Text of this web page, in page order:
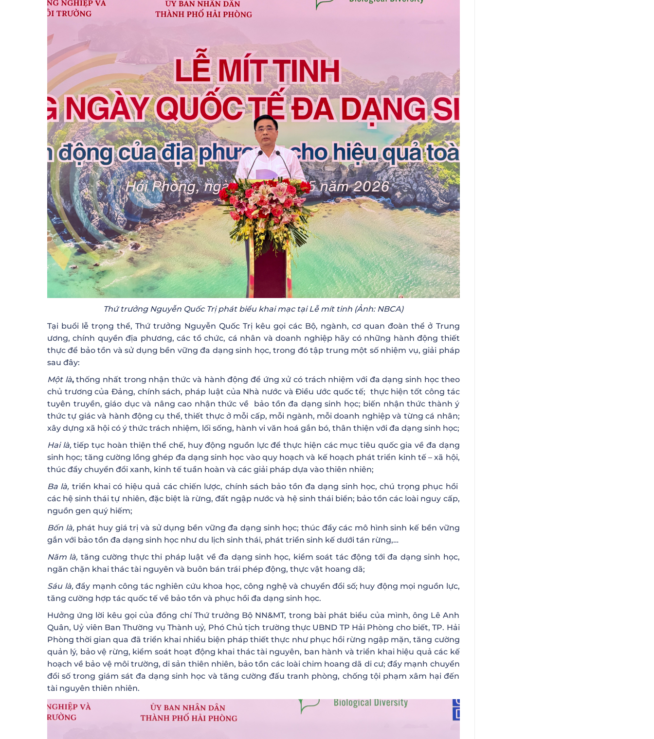
Thứ trưởng Nguyễn Quốc Trịphát biểu khai mạc tại Lễ mít tinh (Ảnh: NBCA)
Tại buổi lễ trọng thể, Thứ trưởng Nguyễn Quốc Trị kêu gọi các Bộ, ngành, cơ quan đoàn thể ở Trung
ương, chính quyền địa phương, các tổ chức, cá nhân và doanh nghiệp hãy có những hành động thiết
thực để bảo tồn và sử dụng bền vững đa dạng sinh học, trong đó tập trung một số nhiệm vụ, giải pháp
sau đây:
Một là,thống nhất trong nhận thức và hành động để ứng xử có trách nhiệm với đa dạng sinh học theo
chủ trương của Đảng, chính sách, pháp luật của Nhà nước và Điều ước quốc tế; thực hiện tốt công tác
tuyên truyền, giáo dục và nâng cao nhận thức về bảo tồn đa dạng sinh học; biến nhận thức thành ý
thức tự giác và hành động cụ thể, thiết thực ở mỗi cấp, mỗi ngành, mỗi doanh nghiệp và từng cá nhân;
xây dựng xã hội có ý thức trách nhiệm, lối sống, hành vi văn hoá gắn bó, thân thiện với đa dạng sinh học;
Hai là,tiếp tục hoàn thiện thể chế, huy động nguồn lực để thực hiện các mục tiêu quốc gia về đa dạng
sinh học; tăng cường lồng ghép đa dạng sinh học vào quy hoạch và kế hoạch phát triển kinh tế – xã hội,
thúc đẩy chuyển đổi xanh, kinh tế tuần hoàn và các giải pháp dựa vào thiên nhiên;
Ba là, triển khai có hiệu quả các chiến lược, chính sách bảo tồn đa dạng sinh học, chú trọng phục hồi
các hệ sinh thái tự nhiên, đặc biệt là rừng, đất ngập nước và hệ sinh thái biển; bảo tồn các loài nguy cấp,
nguồn gen quý hiếm;
Bốn là, phát huy giá trị và sử dụng bền vững đa dạng sinh học; thúc đẩy các mô hình sinh kế bền vững
gắn với bảo tồn đa dạng sinh học như du lịch sinh thái, phát triển sinh kế dưới tán rừng,…
Năm là, tăng cường thực thi pháp luật về đa dạng sinh học, kiểm soát tác động tới đa dạng sinh học,
ngăn chặn khai thác tài nguyên và buôn bán trái phép động, thực vật hoang dã;
Sáu là, đẩy mạnh công tác nghiên cứu khoa học, công nghệ và chuyển đổi số; huy động mọi nguồn lực,
tăng cường hợp tác quốc tế về bảo tồn và phục hồi đa dạng sinh học.
Hưởng ứng lời kêu gọi của đồng chí Thứ trưởng Bộ NN&MT, trong bài phát biểu của mình, ông Lê Anh
Quân, Uỷ viên Ban Thường vụ Thành uỷ, Phó Chủ tịch trường thực UBND TP Hải Phòng cho biết, TP. Hải
Phòng thời gian qua đã triển khai nhiều biện pháp thiết thực như phục hồi rừng ngập mặn, tăng cường
quản lý, bảo vệ rừng, kiểm soát hoạt động khai thác tài nguyên, ban hành và triển khai hiệu quả các kế
hoạch về bảo vệ môi trường, di sản thiên nhiên, bảo tồn các loài chim hoang dã di cư; đẩy mạnh chuyển
đổi số trong giám sát đa dạng sinh học và tăng cường đấu tranh phòng, chống tội phạm xâm hại đến
tài nguyên thiên nhiên.